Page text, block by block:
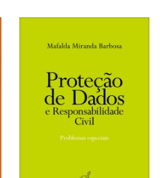
ADICIONAR